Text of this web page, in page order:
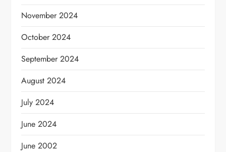
November 2024
October 2024
September 2024
August 2024
July 2024
June 2024
June 2002